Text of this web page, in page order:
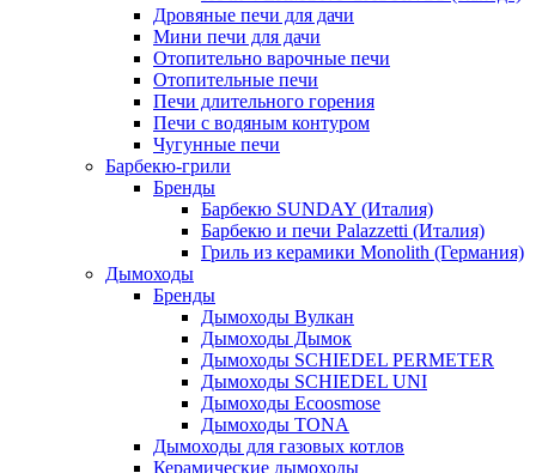
Дровяные печи для дачи
Мини печи для дачи
Отопительно варочные печи
Отопительные печи
Печи длительного горения
Печи с водяным контуром
Чугунные печи
Барбекю-грили
Бренды
Барбекю SUNDAY (Италия)
Барбекю и печи Palazzetti (Италия)
Гриль из керамики Monolith (Германия)
Дымоходы
Бренды
Дымоходы Вулкан
Дымоходы Дымок
Дымоходы SCHIEDEL PERMETER
Дымоходы SCHIEDEL UNI
Дымоходы Ecoosmose
Дымоходы TONA
Дымоходы для газовых котлов
Керамические дымоходы